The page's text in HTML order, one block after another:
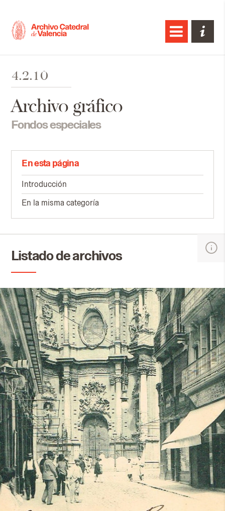
4.2.10
Archivo gráfico
Fondos especiales
En esta página
Introducción
En la misma categoría
Listado de archivos